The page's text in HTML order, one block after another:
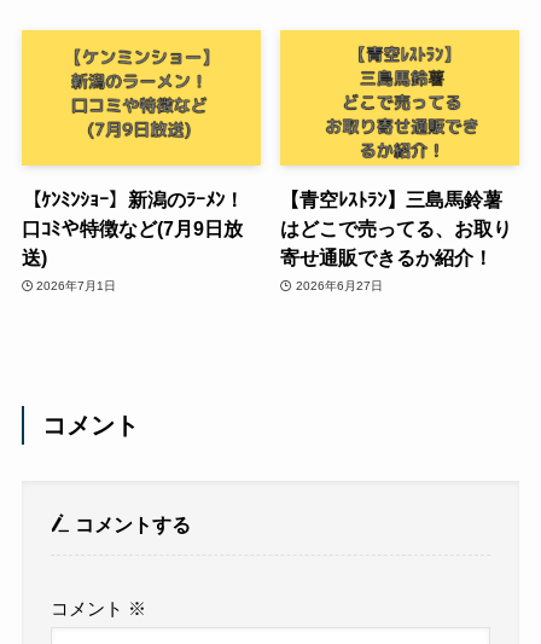
【ｹﾝﾐﾝｼｮｰ】新潟のﾗｰﾒﾝ！
口ｺﾐや特徴など(7月9日放
送)
2026年7月1日
【青空ﾚｽﾄﾗﾝ】三島馬鈴薯
はどこで売ってる、お取り
寄せ通販できるか紹介！
2026年6月27日
コメント
コメントする
コメント ※